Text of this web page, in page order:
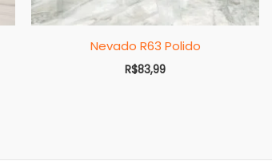
Nevado R63 Polido
R$83,99